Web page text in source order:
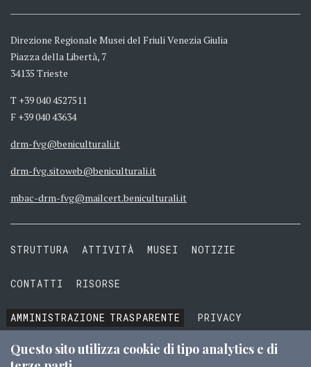
Direzione Regionale Musei del Friuli Venezia Giulia
Piazza della Libertà, 7
34135 Trieste
T +39 040 4527511
F +39 040 43634
drm-fvg@beniculturali.it
drm-fvg.sitoweb@beniculturali.it
mbac-drm-fvg@mailcert.beniculturali.it
STRUTTURA ATTIVITÀ MUSEI NOTIZIE
CONTATTI RISORSE
AMMINISTRAZIONE TRASPARENTE
PRIVACY
COOKIE
TERMINI E CONDIZIONI
Questo sito utilizza cookie di tipo analytics e di